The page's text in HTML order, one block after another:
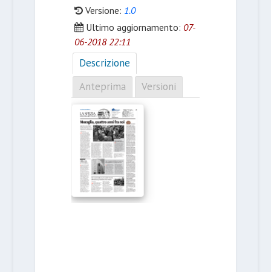
Versione: 1.0
Ultimo aggiornamento: 07-
06-2018 22:11
Descrizione
Anteprima
Versioni